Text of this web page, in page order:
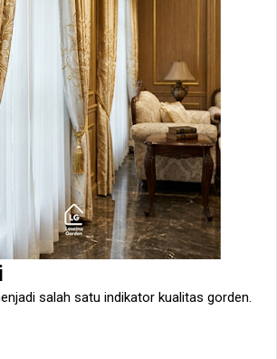
salah satu indikator kualitas gorden.